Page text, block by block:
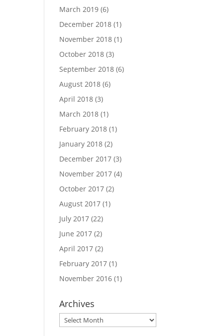
March 2019 (6)
December 2018 (1)
November 2018 (1)
October 2018 (3)
September 2018 (6)
August 2018 (6)
April 2018 (3)
March 2018 (1)
February 2018 (1)
January 2018 (2)
December 2017 (3)
November 2017 (4)
October 2017 (2)
August 2017 (1)
July 2017 (22)
June 2017 (2)
April 2017 (2)
February 2017 (1)
November 2016 (1)
Archives
Archives